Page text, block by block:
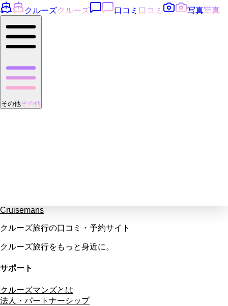
クルーズクルーズ 口コミ 口コミ 写真写真
その他その他
Cruisemans
クルーズ旅行の口コミ・予約サイト
クルーズ旅行をもっと身近に。
サポート
クルーズマンズとは
法人・パートナーシップ